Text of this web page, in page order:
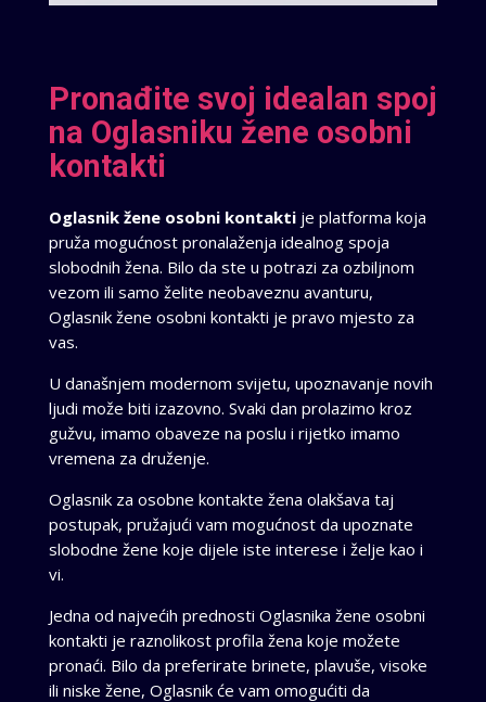
Pronađite svoj idealan spoj
na Oglasniku žene osobni
kontakti
Oglasnik žene osobni kontaktije platforma koja
pruža mogućnost pronalaženja idealnog spoja
slobodnih žena. Bilo da ste u potrazi za ozbiljnom
vezom ili samo želite neobaveznu avanturu,
Oglasnik žene osobni kontakti je pravo mjesto za
vas.
U današnjem modernom svijetu, upoznavanje novih
ljudi može biti izazovno. Svaki dan prolazimo kroz
gužvu, imamo obaveze na poslu i rijetko imamo
vremena za druženje.
Oglasnik za osobne kontakte žena olakšava taj
postupak, pružajući vam mogućnost da upoznate
slobodne žene koje dijele iste interese i želje kao i
vi.
Jedna od najvećih prednosti Oglasnika žene osobni
kontakti je raznolikost profila žena koje možete
pronaći. Bilo da preferirate brinete, plavuše, visoke
ili niske žene, Oglasnik će vam omogućiti da